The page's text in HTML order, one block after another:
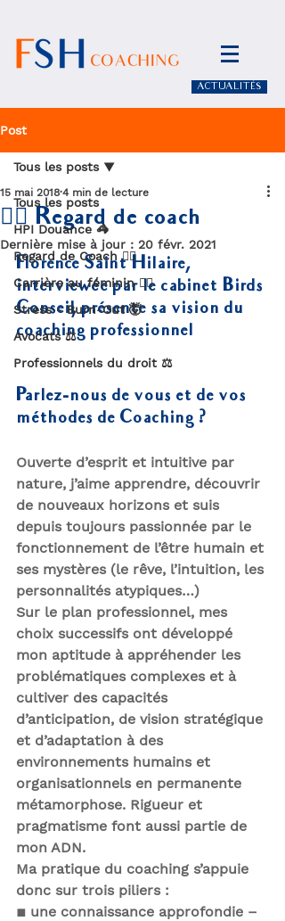
ACTUALITÉS
Post
Tous les posts
HPI Douance 🦓
Regard de Coach 🧏‍♀️
Carrière au féminin 🙋‍♀️
Stress - Burn-Out 🤯
Avocats ⚖️
Professionnels du droit ⚖️
Tous les posts
🧏‍♀️ Regard de coach
15 mai 2018 4 min de lecture
Dernière mise à jour : 20 févr. 2021
Florence Saint Hilaire,
interviewée par le cabinet Birds
Conseil, présente sa vision du
coaching professionnel
Parlez-nous de vous et de vos
méthodes de Coaching ?
Ouverte d’esprit et intuitive par
nature, j’aime apprendre, découvrir
de nouveaux horizons et suis
depuis toujours passionnée par le
fonctionnement de l’être humain et
ses mystères (le rêve, l’intuition, les
personnalités atypiques…)
Sur le plan professionnel, mes
choix successifs ont développé
mon aptitude à appréhender les
problématiques complexes et à
cultiver des capacités
d’anticipation, de vision stratégique
et d’adaptation à des
environnements humains et
organisationnels en permanente
métamorphose. Rigueur et
pragmatisme font aussi partie de
mon ADN.
Ma pratique du coaching s’appuie
donc sur trois piliers :
▪ une connaissance approfondie –